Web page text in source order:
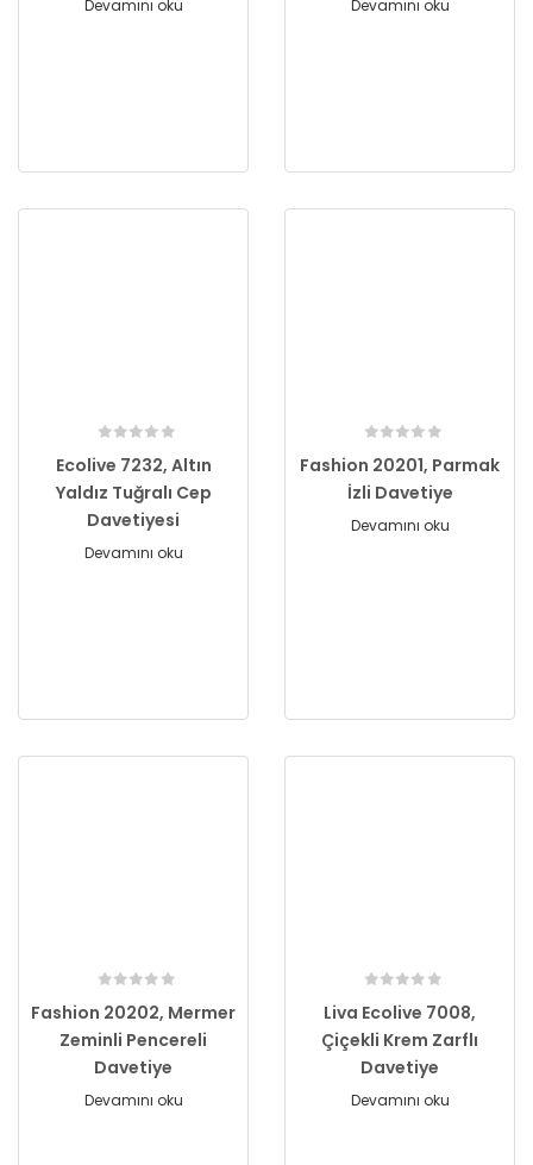
Devamını oku Devamını oku
Ecolive 7232, Altın
Yaldız Tuğralı Cep
Davetiyesi
Devamını oku
Fashion 20201, Parmak
İzli Davetiye
Devamını oku
Fashion 20202, Mermer
Zeminli Pencereli
Davetiye
Devamını oku
Liva Ecolive 7008,
Çiçekli Krem Zarflı
Davetiye
Devamını oku